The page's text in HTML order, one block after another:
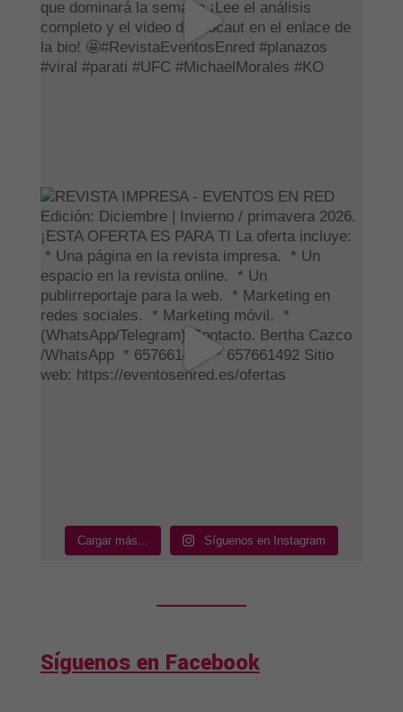
Cargar más... Síguenos en Instagram
Síguenos en Facebook